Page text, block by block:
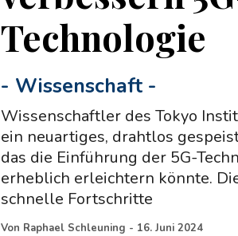
Technologie
- Wissenschaft -
Wissenschaftler des Tokyo
ein neuartiges, drahtlos
das die Einführung der 5G-
erheblich erleichtern könnte.
schnelle Fortschritte
Von Raphael Schleuning - 16. Juni 2024